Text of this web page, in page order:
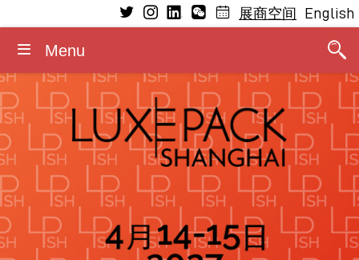
参观
展商
寻氛站
参展
为何参展
寻氛站
了解 研讨会
研讨会日程
寻氛站工作坊
2026演讲嘉宾
媒体
新闻稿
2026媒体合作伙伴
基本信息
开放日期及时间
入场规则
展商空间 English
Menu